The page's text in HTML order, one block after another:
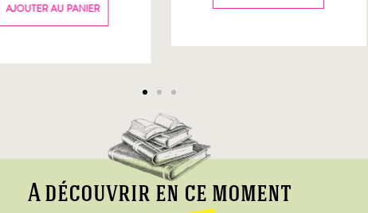
AJOUTER AU PANIER
A découvrir en ce moment